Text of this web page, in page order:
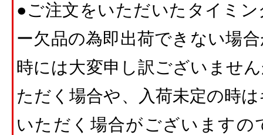
●ご注文をいただいたタイミ
ー欠品の為即出荷できない場
時には大変申し訳ございませ
ただく場合や、入荷未定の時
いただく場合がございますの